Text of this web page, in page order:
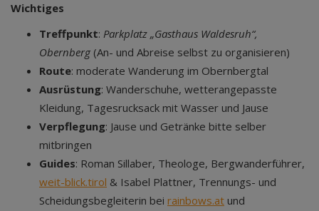
Wichtiges
Treffpunkt: Parkplatz „Gasthaus Waldesruh“,
Obernberg (An- und Abreise selbst zu organisieren)
Route: moderate Wanderung im Obernbergtal
Ausrüstung: Wanderschuhe, wetterangepasste
Kleidung, Tagesrucksack mit Wasser und Jause
Verpflegung: Jause und Getränke bitte selber
mitbringen
Guides: Roman Sillaber, Theologe, Bergwanderführer,
weit-blick.tirol & Isabel Plattner, Trennungs- und
Scheidungsbegleiterin bei rainbows.at und